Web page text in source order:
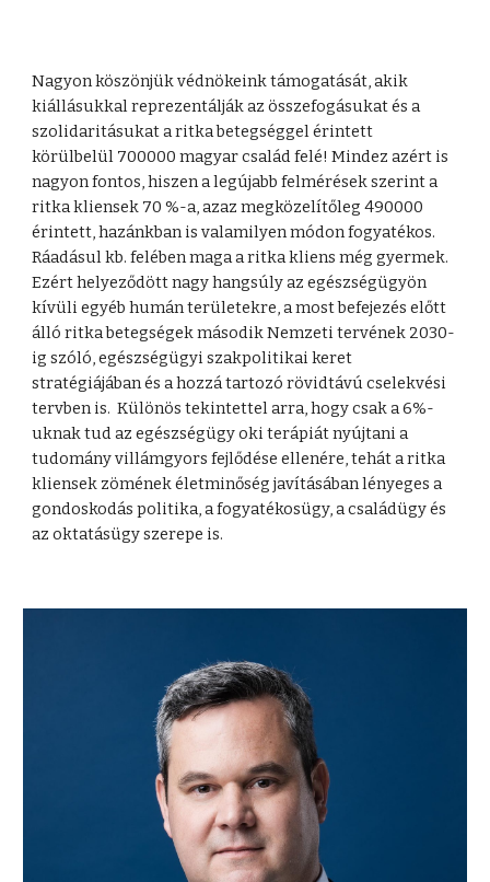
Nagyon köszönjük védnökeink támogatását, akik
kiállásukkal reprezentálják az összefogásukat és a
szolidaritásukat a ritka betegséggel érintett
körülbelül 700000 magyar család felé! Mindez azért is
nagyon fontos, hiszen a legújabb felmérések szerint a
ritka kliensek 70 %-a, azaz megközelítőleg 490000
érintett, hazánkban is valamilyen módon fogyatékos.
Ráadásul kb. felében maga a ritka kliens még gyermek.
Ezért helyeződött nagy hangsúly az egészségügyön
kívüli egyéb humán területekre, a most befejezés előtt
álló ritka betegségek második Nemzeti tervének 2030-
ig szóló, egészségügyi szakpolitikai keret
stratégiájában és a hozzá tartozó rövidtávú cselekvési
tervben is. Különös tekintettel arra, hogy csak a 6%-
uknak tud az egészségügy oki terápiát nyújtani a
tudomány villámgyors fejlődése ellenére, tehát a ritka
kliensek zömének életminőség javításában lényeges a
gondoskodás politika, a fogyatékosügy, a családügy és
az oktatásügy szerepe is.